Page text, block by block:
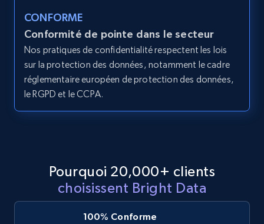
URL, ID, User id, Use url, Title, Headline, Post
text, Date posted, and more.
11.3K+ 1.5K+ Essai gratuit
11.3K+ 1.5K+ Essai gratuit
CONFORME
Conformité de pointe dans le secteur
Nos pratiques de confidentialité respectent les lois
sur la protection des données, notamment le cadre
réglementaire européen de protection des données,
le RGPD et le CCPA.
Pourquoi 20,000+ clients
choisissent Bright Data
100% Conforme